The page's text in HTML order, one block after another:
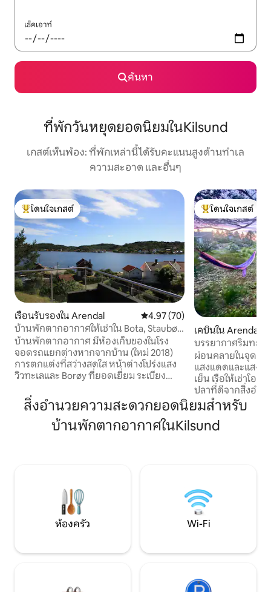
เช็คเอาท์
ค้นหา
ที่พักวันหยุดยอดนิยมในKilsund
เกสต์เห็นพ้อง: ที่พักเหล่านี้ได้รับคะแนนสูงด้านทำเล
ความสะอาด และอื่นๆ
โดนใจเกสต์ที่สุด
โดนใจเกสต์
เรือนรับรองใน Arendal คะแนนเฉลี่ย 4.97 จาก 5, 70 รีวิว
4.97 (70)
บ้านพักตากอากาศให้เช่าใน Bota, Staubø,
Southern Norway
บ้านพักตากอากาศ มีห้องเก็บของในโรง
จอดรถแยกต่างหากจากบ้าน (ใหม่ 2018)
การตกแต่งที่สว่างสดใส หน้าต่างโปร่งแสง
วิวทะเลและ Borøy ที่ยอดเยี่ยม ระเบียง
และทิศตะวันออก และระเบียงขนาดใหญ่ที่
หันหน้าไปทางทิศใต้พร้อมเฟอร์นิเจอร์สวน
ที่สะดวกสบาย โซลูชันห้องครัวแบบเปิด การ
ตกแต่งที่สว่างและหน้าต่างทั่วทั้งห้อง ว่าย
ซาวน่า: Kilsund: ลิงก์ «vaemt» สามารถเช่า
เรือได้ - ราคาตกลงกันเอง
โดนใจเกสต์ที่สุด
โดนใจเกสต์
เคบินใน Arendal
บรรยากาศริมทะเ
เทียบเรือและเรือเ
ผ่อนคลายในจุดชม
แสงแดดและแสงแ
เย็น เรือให้เช่าโอ
ปลาที่ดีจากสิ่งอำน
กันและชายหาดว่า
ในบริเวณใกล้เคีย
ครบครันสำหรับกา
สวยงามสวนปีนเข
สวนสัตว์
ของชำไม่ไกล
สิ่งอำนวยความสะดวกยอดนิยมสำหรับ
บ้านพักตากอากาศในKilsund
ห้องครัว Wi-Fi